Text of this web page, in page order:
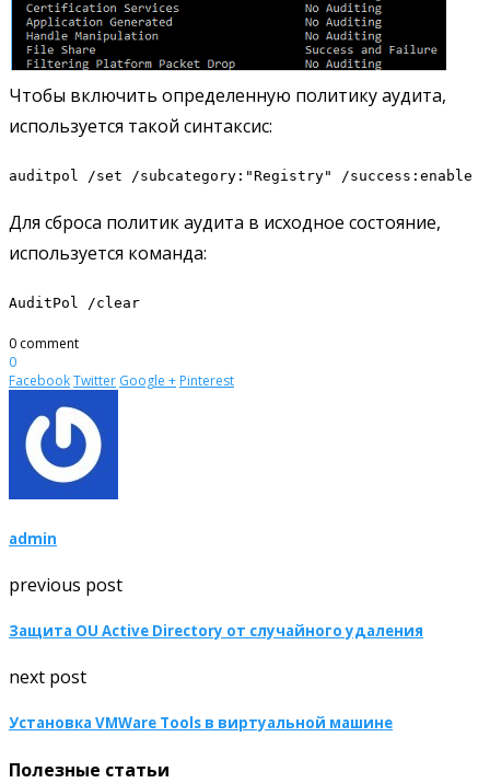
Чтобы включить определенную политику аудита,
используется такой синтаксис:
auditpol /set /subcategory:"Registry" /success:enable
Для сброса политик аудита в исходное состояние,
используется команда:
AuditPol /clear
0 comment
0
FacebookTwitter Google + Pinterest
admin
previous post
Защита OU Active Directory от случайного удаления
next post
Установка VMWare Tools в виртуальной машине
Полезные статьи